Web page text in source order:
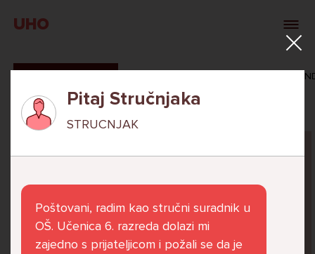
UHO
VERONIKA
Pitaj Stručnjaka
STRUCNJAK
Poštovani, radim kao stručni suradnik u
OŠ. Učenica 6. razreda dolazi mi
zajedno s prijateljicom i požali se da je